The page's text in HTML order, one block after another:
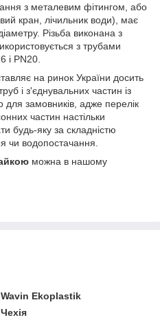
з металевим фітингом, або
кран, лічильник води), має
Різьба виконана з
з трубами
і PN20.
на ринок України досить
і з'єднувальних частин із
для замовників, адже перелік
частин настільки
будь-яку за складністю
чи водопостачання.
можна в нашому
Wavin Ekoplastik
Чехія